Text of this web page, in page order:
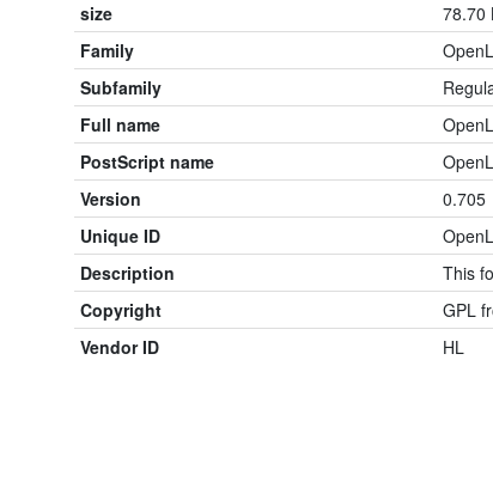
size
78.70
Family
Subfamily
Full name
PostScript name
Version
0.705
Unique ID
Description
This
Copyright
GPL
Vendor ID
HL